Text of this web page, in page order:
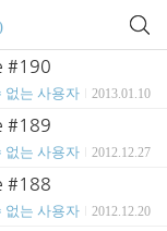
#190
없는 사용자 2013.01.10
#189
없는 사용자 2012.12.27
#188
없는 사용자 2012.12.20